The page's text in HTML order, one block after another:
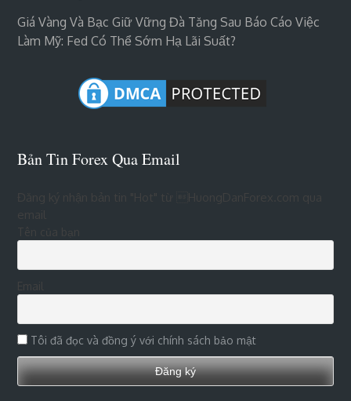
Giá Vàng Và Bạc Giữ Vững Đà Tăng Sau Báo Cáo Việc
Làm Mỹ: Fed Có Thể Sớm Hạ Lãi Suất?
Bản Tin Forex Qua Email
Đăng ký nhận bản tin "Hot" từ HuongDanForex.com qua
Tên của bạn
Tôi đã đọc và đồng ý với chính sách bảo mật